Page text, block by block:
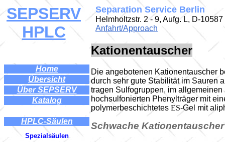
SEPSERV
HPLC
Separation Service Berlin
Helmholtzstr. 2 - 9, Aufg. L, D-
Anfahrt/Approach
Home
Übersicht
Über SEPSERV
Katalog
HPLC-Säulen
Spezialsäulen
Kationentauscher
Die angebotenen Kationentauscher
durch sehr gute Stabilität im Sauren
tragen Sulfogruppen, im
hochsulfonierten Phenylträger mit
polymerbeschichtetes ES-Gel mit
Schwache Kationentauscher